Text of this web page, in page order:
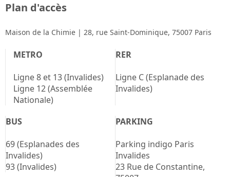
Plan d'accès
Maison de la Chimie | 28, rue Saint-Dominique, 75007 Paris
METRO
Ligne 8 et 13 (Invalides)
Ligne 12 (Assemblée
Nationale)
RER
Ligne C (Esplanade des
Invalides)
BUS
69 (Esplanades des
Invalides)
93 (Invalides)
PARKING
Parking indigo Paris
Invalides
23 Rue de Constantine,